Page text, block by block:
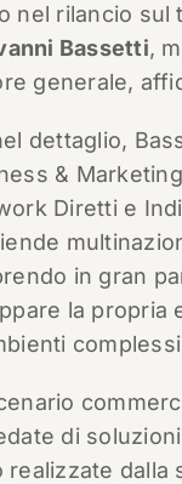
nel rilancio sul
Bassetti,
generale,
dettaglio,
&
Diretti e
in gran
la propria
di
realizzate dalla